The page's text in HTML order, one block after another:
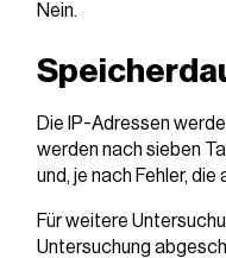
Nein.
Die IP-Adressen
werden nach sieben
und, je nach Fehler,
Für weitere
Untersuchung